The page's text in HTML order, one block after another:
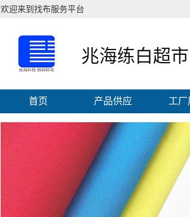
欢迎来到找布服务平台
兆海练白超市
首页 产品供应 工厂